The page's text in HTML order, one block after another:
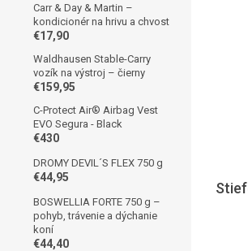
Carr & Day & Martin –
kondicionér na hrivu a chvost
€17,90
Waldhausen Stable-Carry
vozík na výstroj – čierny
€159,95
C-Protect Air® Airbag Vest
EVO Segura - Black
€430
DROMY DEVIL´S FLEX 750 g
€44,95
BOSWELLIA FORTE 750 g –
pohyb, trávenie a dýchanie
koní
€44,40